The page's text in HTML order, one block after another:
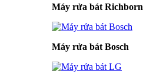
Máy rửa bát Richborn
Máy rửa bát Bosch